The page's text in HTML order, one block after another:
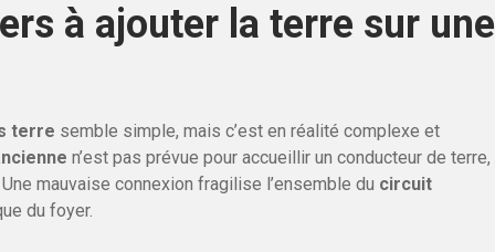
à ajouter la terre sur une
terre semble simple, mais c’est en réalité complexe et
n’est pas prévue pour accueillir un conducteur de terre,
mauvaise connexion fragilise l’ensemble du circuit
du foyer.